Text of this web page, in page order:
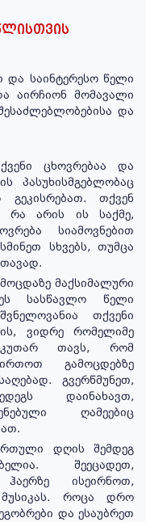
და საინტერესო წელი
აირჩიონ მომავალი
და
ცხოვრებაა და
პასუხისმგებლობაც
თქვენ
რა არის ის საქმე,
სიამოვნებით
სხვებს, თუმცა
მაქსიმალური
სასწავლო წელი
თქვენი
ვიდრე რომელიმე
თავს, რომ
გამოცდებზე
გვერწმუნეთ,
დაინახავთ,
ღამეებიც
დღის შემდეგ
შეეცადეთ,
ისეირნოთ,
როცა დრო
და ესაუბრეთ